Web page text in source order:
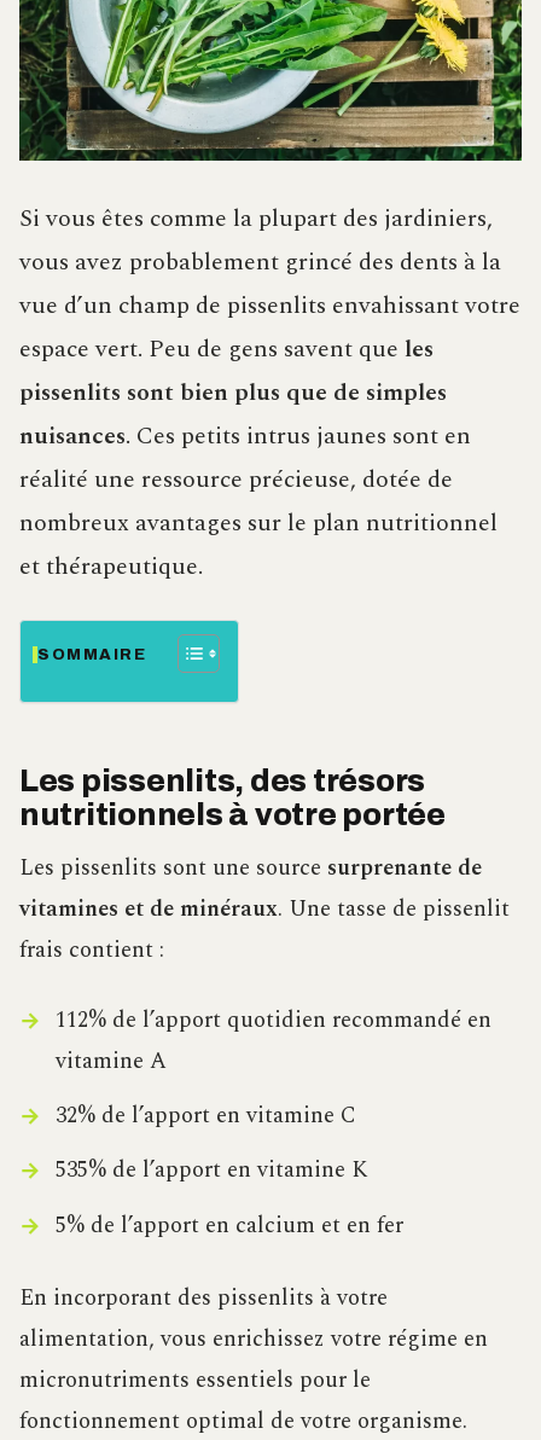
Si vous êtes comme la plupart des jardiniers,
vous avez probablement grincé des dents à la
vue d’un champ de pissenlits envahissant votre
espace vert. Peu de gens savent que les
pissenlits sont bien plus que de simples
nuisances. Ces petits intrus jaunes sont en
réalité une ressource précieuse, dotée de
nombreux avantages sur le plan nutritionnel
et thérapeutique.
SOMMAIRE
Les pissenlits, des trésors
nutritionnels à votre portée
Les pissenlits sont une source surprenante de
vitamines et de minéraux. Une tasse de pissenlit
frais contient :
112% de l’apport quotidien recommandé en
vitamine A
32% de l’apport en vitamine C
535% de l’apport en vitamine K
5% de l’apport en calcium et en fer
En incorporant des pissenlits à votre
alimentation, vous enrichissez votre régime en
micronutriments essentiels pour le
fonctionnement optimal de votre organisme.